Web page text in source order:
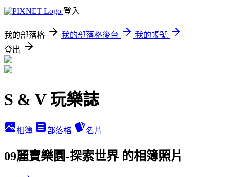
登入
我的部落格 我的部落格後台
我的帳號
登出
S & V 玩樂誌
相簿 部落格 名片
09麗寶樂園-探索世界 的相簿照片